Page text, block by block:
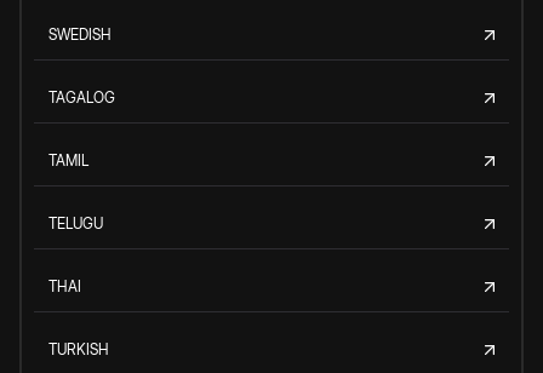
SWEDISH
TAGALOG
TAMIL
TELUGU
THAI
TURKISH